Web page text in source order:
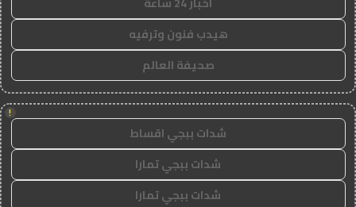
هيدب فنون وترفيه
صحيفة العالم
!
شدات ببجي اقساط
شدات ببجي تمارا
شدات ببجي تمارا